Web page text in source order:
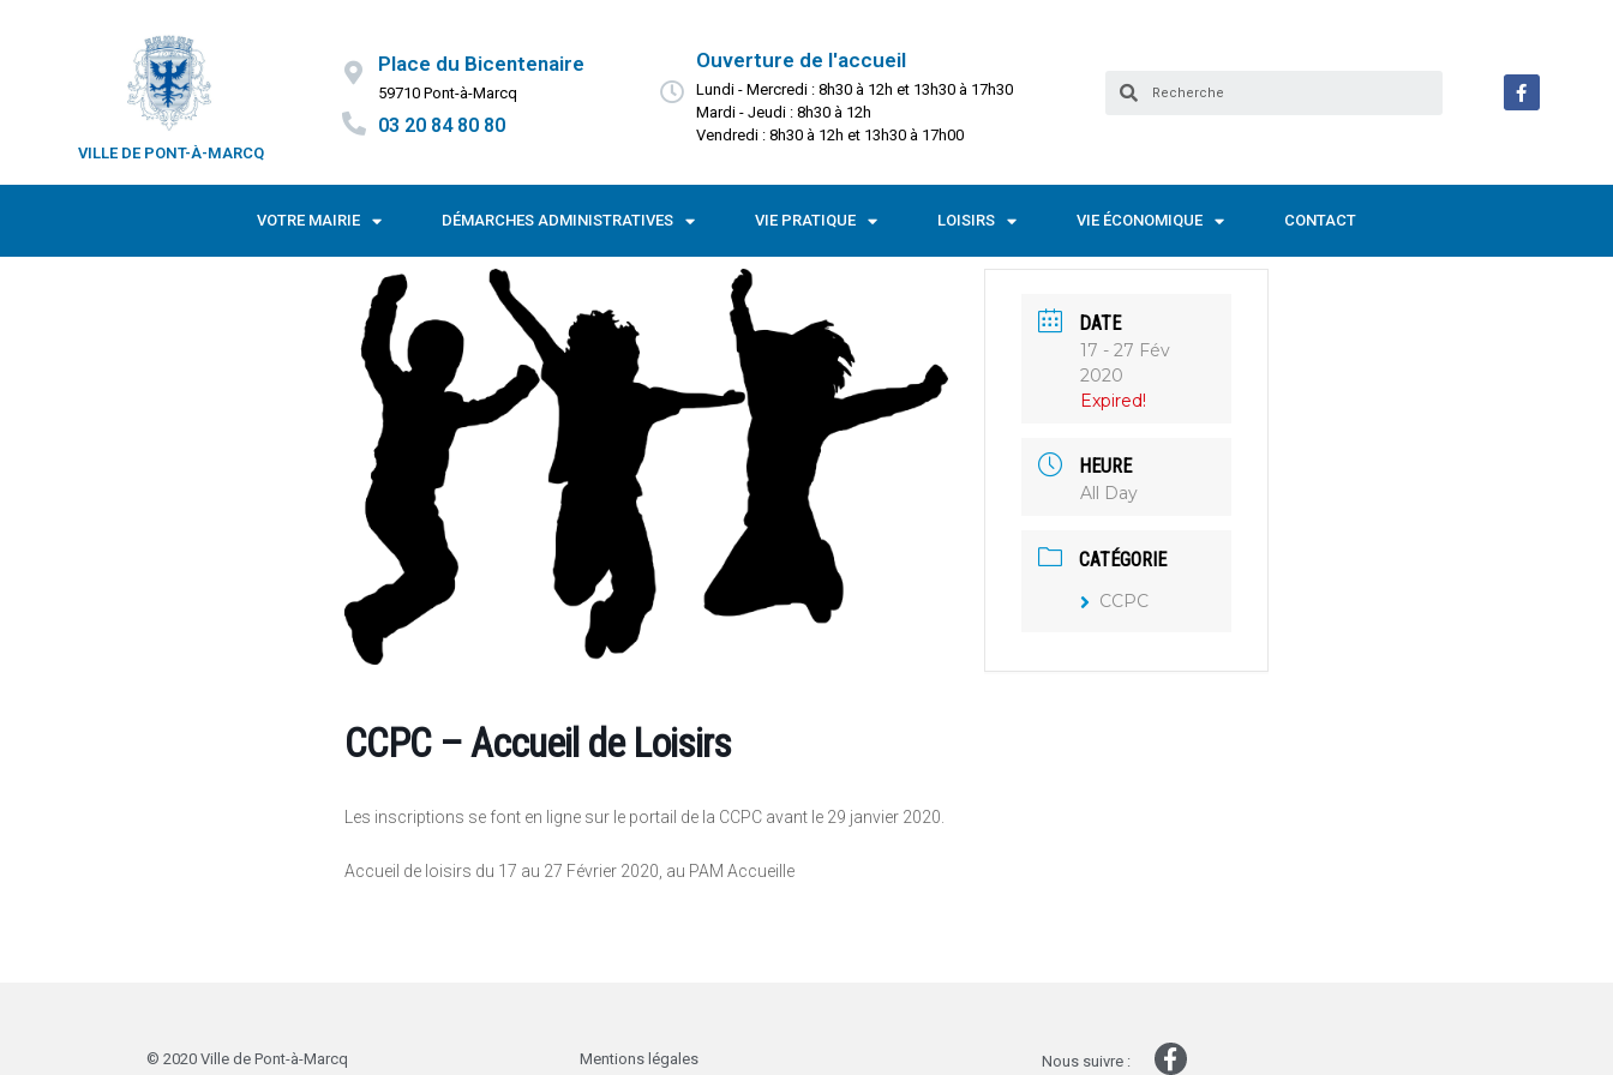
VILLE DE PONT-À-MARCQ
Place du Bicentenaire
59710 Pont-à-Marcq
03 20 84 80 80
Ouverture de l'accueil
Lundi - Mercredi : 8h30 à 12h et 13h30 à 17h30
Mardi - Jeudi : 8h30 à 12h
Vendredi : 8h30 à 12h et 13h30 à 17h00
VOTRE MAIRIE DÉMARCHES ADMINISTRATIVES VIE PRATIQUE LOISIRS VIE ÉCONOMIQUE CONTACT
CCPC – Accueil de Loisirs
Les inscriptions se font en ligne sur le portail de la CCPC avant le 29 janvier 2020.
Accueil de loisirs du 17 au 27 Février 2020, au PAM Accueille
DATE
17 - 27 Fév
2020
Expired!
HEURE
All Day
CATÉGORIE
CCPC
© 2020 Ville de Pont-à-Marcq Mentions légales Nous suivre :